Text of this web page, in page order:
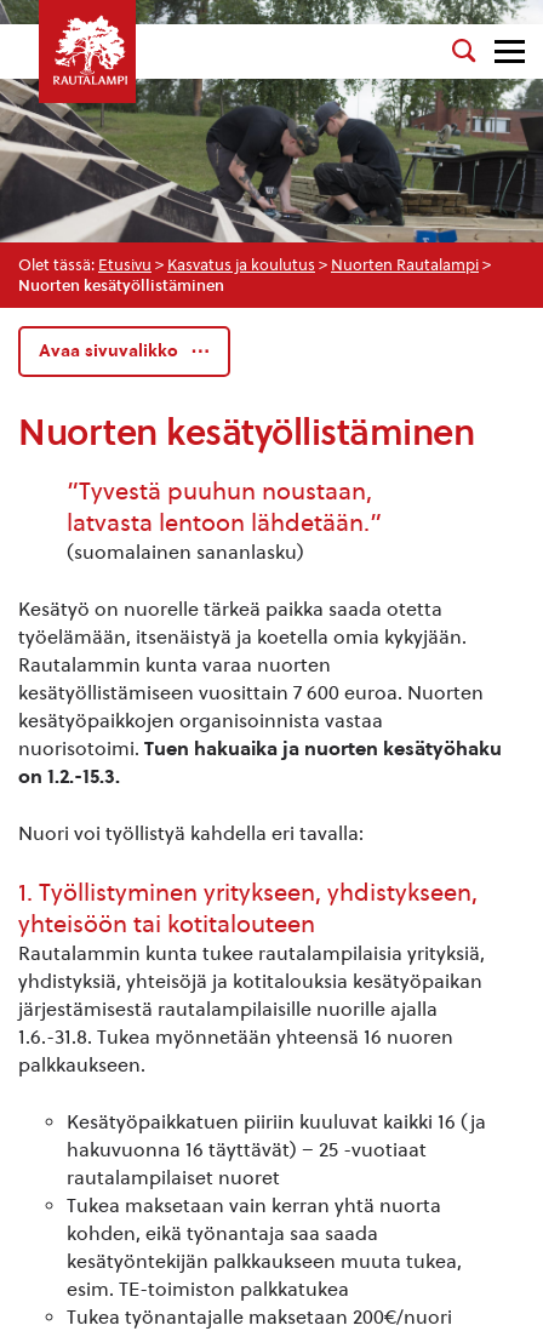
Olet tässä: Etusivu > Kasvatus ja koulutus > Nuorten Rautalampi >
Nuorten kesätyöllistäminen
Avaa sivuvalikko
Nuorten kesätyöllistäminen
”Tyvestä puuhun noustaan,
latvasta lentoon lähdetään.”
(suomalainen sananlasku)
Kesätyö on nuorelle tärkeä paikka saada otetta
työelämään, itsenäistyä ja koetella omia kykyjään.
Rautalammin kunta varaa nuorten
kesätyöllistämiseen vuosittain 7 600 euroa. Nuorten
kesätyöpaikkojen organisoinnista vastaa
nuorisotoimi. Tuen hakuaika ja nuorten kesätyöhaku
on 1.2.-15.3.
Nuori voi työllistyä kahdella eri tavalla:
1. Työllistyminen yritykseen, yhdistykseen,
yhteisöön tai kotitalouteen
Rautalammin kunta tukee rautalampilaisia yrityksiä,
yhdistyksiä, yhteisöjä ja kotitalouksia kesätyöpaikan
järjestämisestä rautalampilaisille nuorille ajalla
1.6.-31.8. Tukea myönnetään yhteensä 16 nuoren
palkkaukseen.
Kesätyöpaikkatuen piiriin kuuluvat kaikki 16 (ja
hakuvuonna 16 täyttävät) – 25 -vuotiaat
rautalampilaiset nuoret
Tukea maksetaan vain kerran yhtä nuorta
kohden, eikä työnantaja saa saada
kesätyöntekijän palkkaukseen muuta tukea,
esim. TE-toimiston palkkatukea
Tukea työnantajalle maksetaan 200€/nuori